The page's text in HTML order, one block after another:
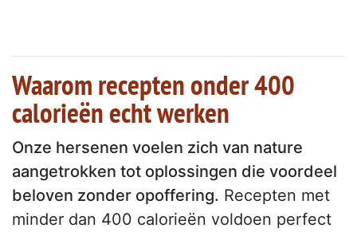
Waarom recepten onder 400
calorieën echt werken
Onze hersenen voelen zich van nature
aangetrokken tot oplossingen die voordeel
beloven zonder opoffering. Recepten met
minder dan 400 calorieën voldoen perfect